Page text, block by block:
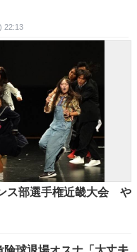
22:13
ス部選手権近畿大会 や